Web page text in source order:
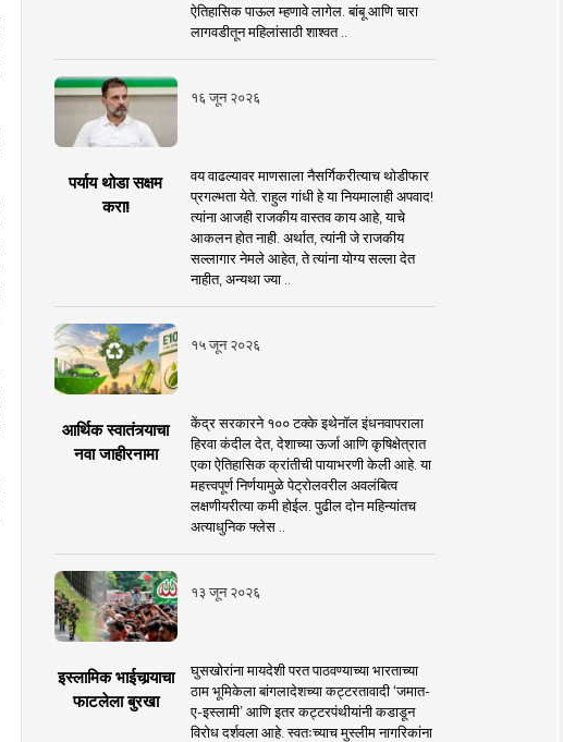
ऐतिहासिक पाऊल म्हणावे लागेल. बांबू आणि चारा
लागवडीतून महिलांसाठी शाश्वत ..
१६ जून २०२६
पर्याय थोडा सक्षम
करा!
वय वाढल्यावर माणसाला नैसर्गिकरीत्याच थोडीफार
प्रगल्भता येते. राहुल गांधी हे या नियमालाही अपवाद!
त्यांना आजही राजकीय वास्तव काय आहे, याचे
आकलन होत नाही. अर्थात, त्यांनी जे राजकीय
सल्लागार नेमले आहेत, ते त्यांना योग्य सल्ला देत
नाहीत, अन्यथा ज्या ..
१५ जून २०२६
आर्थिक स्वातंत्र्याचा
नवा जाहीरनामा
केंद्र सरकारने १०० टक्के इथेनॉल इंधनवापराला
हिरवा कंदील देत, देशाच्या ऊर्जा आणि कृषिक्षेत्रात
एका ऐतिहासिक क्रांतीची पायाभरणी केली आहे. या
महत्त्वपूर्ण निर्णयामुळे पेट्रोलवरील अवलंबित्व
लक्षणीयरीत्या कमी होईल. पुढील दोन महिन्यांतच
अत्याधुनिक फ्लेस ..
१३ जून २०२६
इस्लामिक भाईचार्‍याचा
फाटलेला बुरखा
घुसखोरांना मायदेशी परत पाठवण्याच्या भारताच्या
ठाम भूमिकेला बांगलादेशच्या कट्टरतावादी ‘जमात-
ए-इस्लामी’ आणि इतर कट्टरपंथीयांनी कडाडून
विरोध दर्शवला आहे. स्वतःच्याच मुस्लीम नागरिकांना